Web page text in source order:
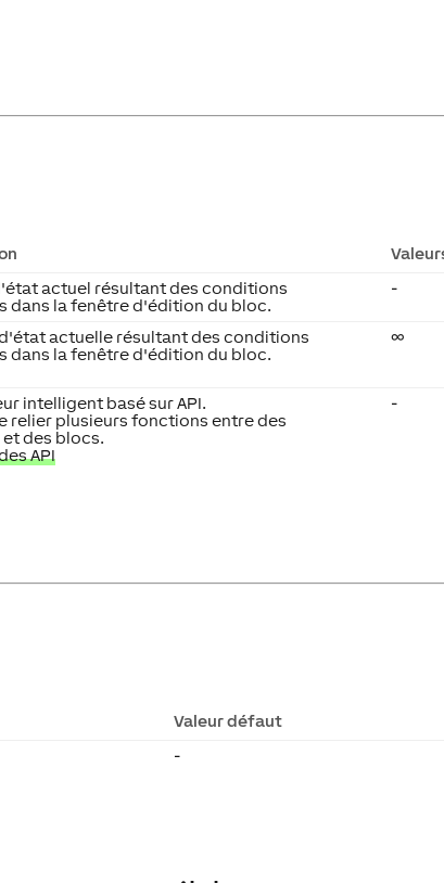
actuel résultant des conditions
dans la fenêtre d'édition du bloc.
-
d'état actuelle résultant des conditions
dans la fenêtre d'édition du bloc.
∞
intelligent basé sur API.
relier plusieurs fonctions entre des
des blocs.
API
-
Valeur défaut
-